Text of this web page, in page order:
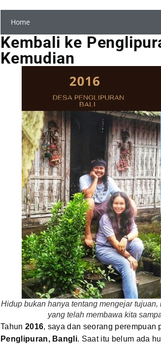
Home
Kembali ke
Kemudian
Hidup bukan hanya tentang mengejar
yang telah membawa kita
Tahun 2016, saya dan seorang perempuan
Penglipuran, Bangli. Saat itu belum ada